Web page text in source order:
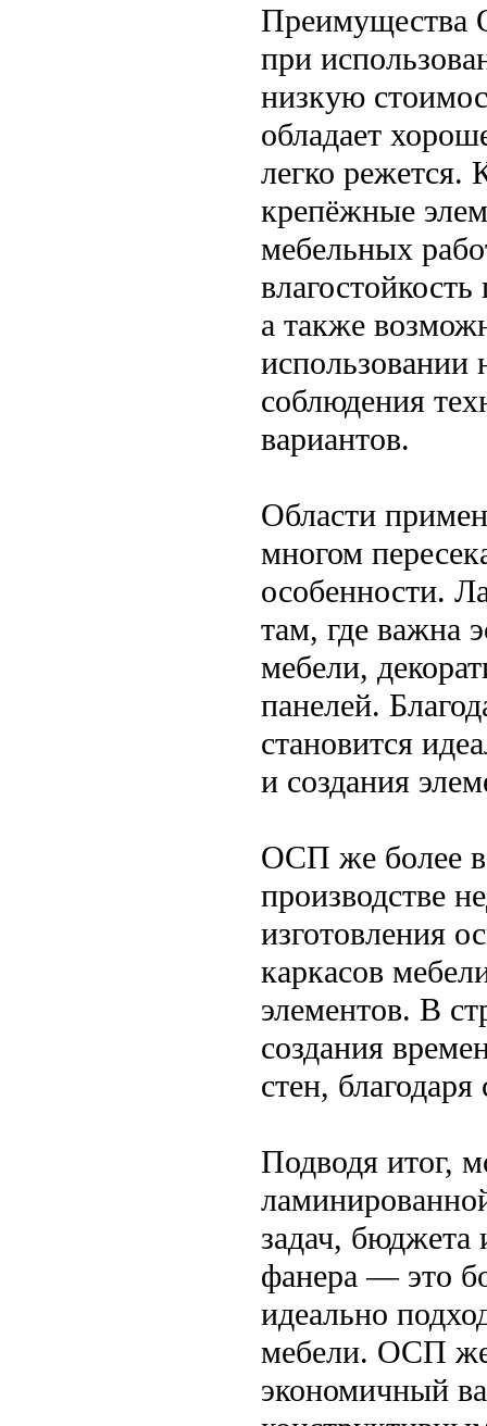
Преимущества
при
низкую
обладает
легко
крепёжные
мебельных
а также
использовании
соблюдения
вариантов.
Области
многом
особенности.
там, где важна
мебели,
панелей.
становится
и создания
ОСП же более
производстве
изготовления
каркасов
элементов. В
создания
стен,
Подводя итог,
задач, бюджета
фанера — это
идеально
мебели. ОСП же
экономичный